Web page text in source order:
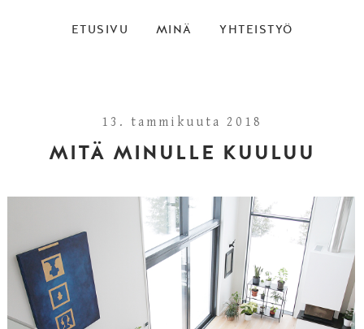
ETUSIVU MINÄ YHTEISTYÖ
13. tammikuuta 2018
MITÄ MINULLE KUULUU